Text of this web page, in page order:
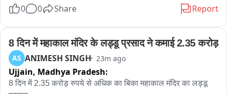
लिए शीघ्र दर्शन व्यवस्था का लाभ ले रहे हैं। temple समिति द्वारा जारी
शीघ्र दर्शन टिकट बेचे गए।
इन टिकटों से मंदिर समिति को कुल 3 करोड़ 50 लाख 57 हजार रुपये की
आय हुई। इसमें 32,490 टिकट ऑनलाइन और 1 लाख 7 हजार 738
टिकट काउंटर से बेचे गए।
0 0 Share Report
8 दिन में महाकाल मंदिर के लड्डू प्रसाद ने कमाई 2.35 करोड़
AS ANIMESH SINGH 23m ago
Ujjain, Madhya Pradesh:
8 दिन में 2.35 करोड़ रुपये से अधिक का बिका महाकाल मंदिर का लड्डू